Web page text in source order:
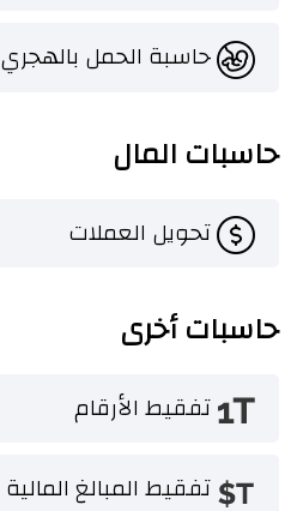
حاسبة الحمل بالهجري
حاسبات المال
تحويل العملات
حاسبات أخرى
تفقيط الأرقام
تفقيط المبالغ المالية